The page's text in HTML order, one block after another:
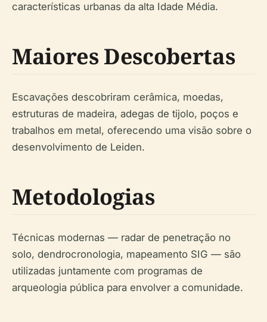
características urbanas da alta Idade Média.
Maiores Descobertas
Escavações descobriram cerâmica, moedas,
estruturas de madeira, adegas de tijolo, poços e
trabalhos em metal, oferecendo uma visão sobre o
desenvolvimento de Leiden.
Metodologias
Técnicas modernas — radar de penetração no
solo, dendrocronologia, mapeamento SIG — são
utilizadas juntamente com programas de
arqueologia pública para envolver a comunidade.